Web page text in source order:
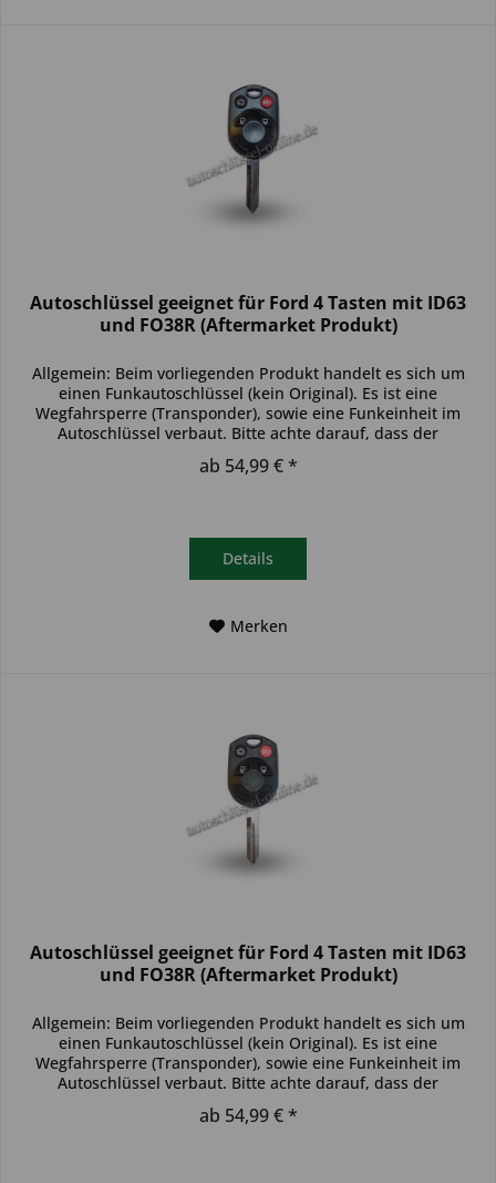
Autoschlüssel geeignet für Ford 4 Tasten mit ID63
und FO38R (Aftermarket Produkt)
Allgemein: Beim vorliegenden Produkt handelt es sich um
einen Funkautoschlüssel (kein Original). Es ist eine
Wegfahrsperre (Transponder), sowie eine Funkeinheit im
Autoschlüssel verbaut. Bitte achte darauf, dass der
Autoschlüssel deinem...
ab 54,99 € *
Details
Merken
Autoschlüssel geeignet für Ford 4 Tasten mit ID63
und FO38R (Aftermarket Produkt)
Allgemein: Beim vorliegenden Produkt handelt es sich um
einen Funkautoschlüssel (kein Original). Es ist eine
Wegfahrsperre (Transponder), sowie eine Funkeinheit im
Autoschlüssel verbaut. Bitte achte darauf, dass der
ab 54,99 € *